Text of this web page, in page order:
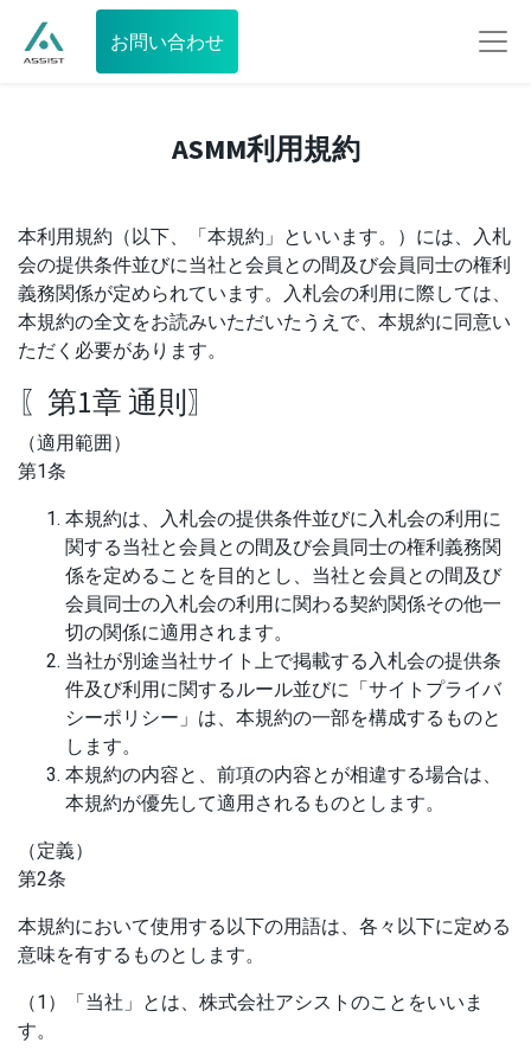
お問い合わせ
ASMM利用規約
本利用規約（以下、「本規約」といいます。）には、入札
会の提供条件並びに当社と会員との間及び会員同士の権利
義務関係が定められています。入札会の利用に際しては、
本規約の全文をお読みいただいたうえで、本規約に同意い
ただく必要があります。
〖第1章 通則〗
（適用範囲）
第1条
本規約は、入札会の提供条件並びに入札会の利用に
関する当社と会員との間及び会員同士の権利義務関
係を定めることを目的とし、当社と会員との間及び
会員同士の入札会の利用に関わる契約関係その他一
切の関係に適用されます。
当社が別途当社サイト上で掲載する入札会の提供条
件及び利用に関するルール並びに「サイトプライバ
シーポリシー」は、本規約の一部を構成するものと
します。
本規約の内容と、前項の内容とが相違する場合は、
本規約が優先して適用されるものとします。
（定義）
第2条
本規約において使用する以下の用語は、各々以下に定める
意味を有するものとします。
（1）「当社」とは、株式会社アシストのことをいいま
す。